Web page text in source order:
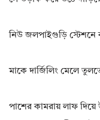
নিউ জলপাইগুড়ি স্টেশনে
মাকে দার্জিলিং মেলে
পাশের কামরায় লাফ